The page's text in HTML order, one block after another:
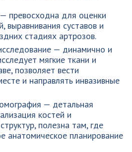
превосходна для оценки
выравнивания суставов и
стадиях артрозов.
— динамично и
мягкие ткани и
позволяет вести
и направлять инвазивные
— детальная
костей и
полезна там, где
анатомическое планирование